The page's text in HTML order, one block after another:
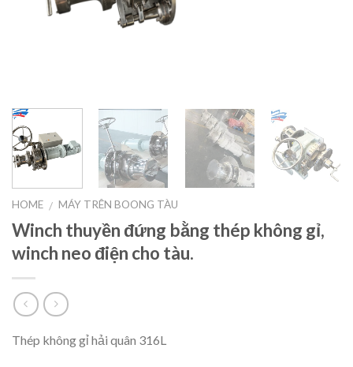
HOME / MÁY TRÊN BOONG TÀU
Winch thuyền đứng bằng thép không gỉ,
winch neo điện cho tàu.
Thép không gỉ hải quân 316L